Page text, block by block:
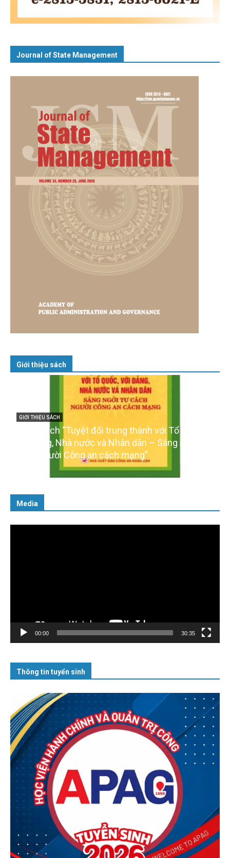
Journal of State Management
Giới thiệu sách
THIỆU SÁCH
sách “Tuyệt đối trung thành với Tổ quốc,
Đảng, Nhà nước và Nhân dân – Sáng ngời tư
người Công an cách mạng”
Media
00:00 30:35
Thông tin tuyển sinh